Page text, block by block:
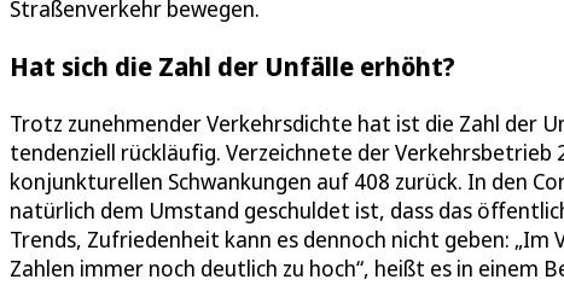
Straßenverkehr bewegen.
Hat sich die Zahl der Unfälle erhöht?
Trotz zunehmender Verkehrsdichte hat ist die Zahl der
tendenziell rückläufig. Verzeichnete der Verkehrsbetrieb
konjunkturellen Schwankungen auf 408 zurück. In den
natürlich dem Umstand geschuldet ist, dass das
Trends, Zufriedenheit kann es dennoch nicht geben: „Im
Zahlen immer noch deutlich zu hoch“, heißt es in einem